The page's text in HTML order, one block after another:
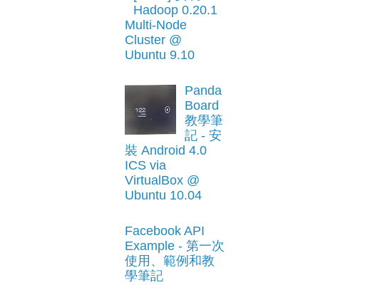
Hadoop 0.20.1
Multi-Node
Cluster @
Ubuntu 9.10
Panda
Board
教學筆
記 - 安
裝 Android 4.0
ICS via
VirtualBox @
Ubuntu 10.04
Facebook API
Example - 第一次
使用、範例和教
學筆記